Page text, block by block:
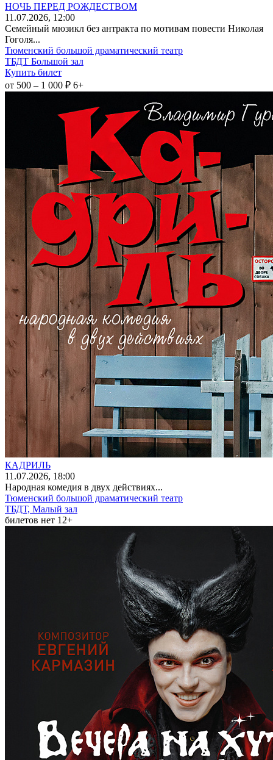
НОЧЬ ПЕРЕД РОЖДЕСТВОМ
11 .07.2026, 12:00
Семейный мюзикл без антракта по мотивам повести Николая
Гоголя...
Тюменский большой драматический театр
ТБДТ Большой зал
Купить билет
от 500 – 1 000 ₽ 6+
КАДРИЛЬ
11 .07.2026, 18:00
Народная комедия в двух действиях...
Тюменский большой драматический театр
ТБДТ, Малый зал
билетов нет 12+